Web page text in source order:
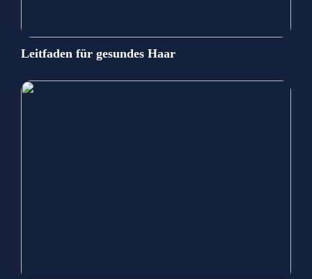
Leitfaden für gesundes Haar